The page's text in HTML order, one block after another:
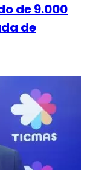
de 9.000
de